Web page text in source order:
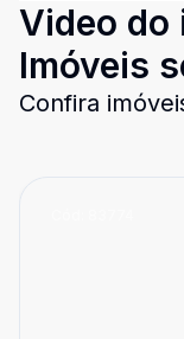
Video do
Imóveis
Confira